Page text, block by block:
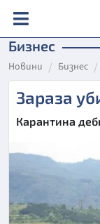
Бизнес
Новини Бизнес
Зараза
Карантина